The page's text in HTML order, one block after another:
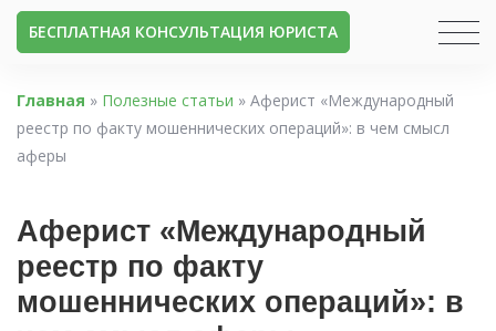
БЕСПЛАТНАЯ КОНСУЛЬТАЦИЯ ЮРИСТА
Главная » Полезные статьи » Аферист «Международный
реестр по факту мошеннических операций»: в чем смысл
аферы
Аферист «Международный
реестр по факту
мошеннических операций»: в